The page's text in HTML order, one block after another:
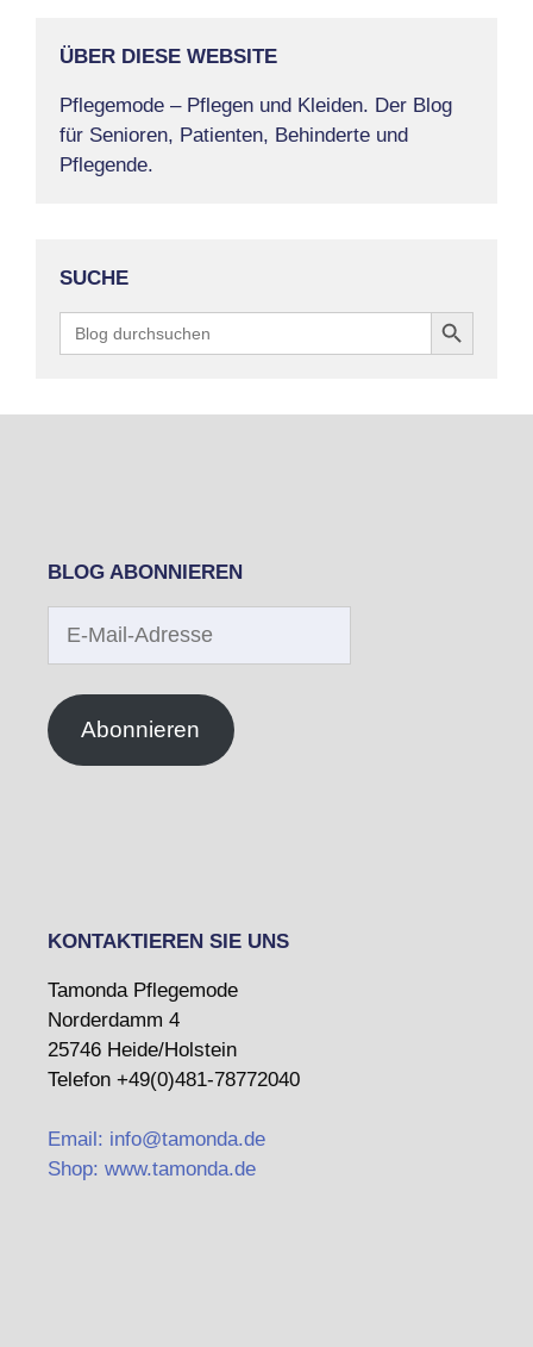
ÜBER DIESE WEBSITE
Pflegemode – Pflegen und Kleiden. Der Blog
für Senioren, Patienten, Behinderte und
Pflegende.
SUCHE
Search
for:
Search Button
BLOG ABONNIEREN
Mail-
Abonnieren
KONTAKTIEREN SIE UNS
Tamonda Pflegemode
Norderdamm 4
25746 Heide/Holstein
Telefon +49(0)481-78772040
Email: info@tamonda.de
Shop: www.tamonda.de